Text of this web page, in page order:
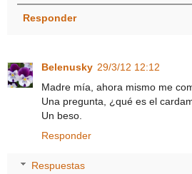
Responder
Belenusky 29/3/12 12:12
Madre mía, ahora mismo me
Una pregunta, ¿qué es el
Un beso.
Responder
Respuestas